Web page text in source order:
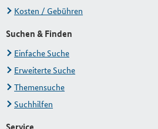
Kosten / Gebühren
Suchen & Finden
Einfache Suche
Erweiterte Suche
Themensuche
Suchhilfen